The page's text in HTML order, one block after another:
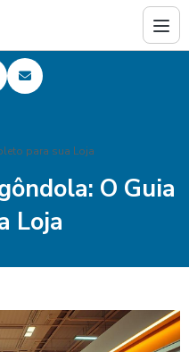
para sua Loja
O Guia
Loja